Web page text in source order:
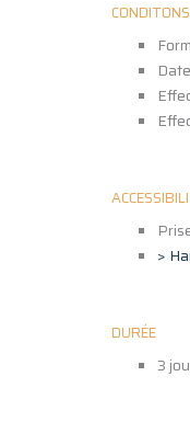
>
DURÉE
3